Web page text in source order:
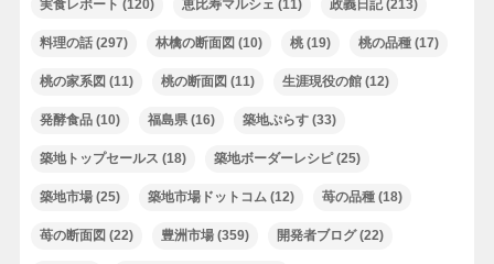
実食レポート (120) 恵比寿マルシェ (11) 政義日記(213)
料理の話(297) 林檎の断面図 (10) 桃(19) 桃の品種(17)
桃の家系図 (11) 桃の断面図 (11) 生涯現役の館(12)
発酵食品(10) 福島県(16) 築地ぷらす(33)
築地トップセールス (18) 築地ボーダーレシピ(25)
築地市場(25) 築地市場ドットコム(12) 苺の品種(18)
苺の断面図 (22) 豊洲市場(359) 開発者ブログ(22)